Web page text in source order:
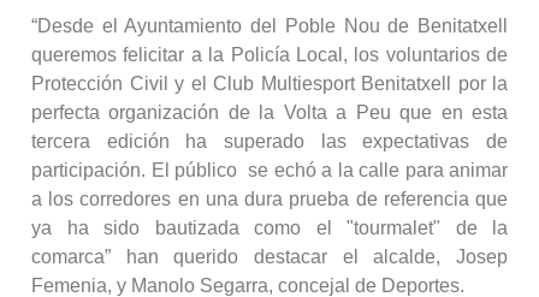
“Desde el Ayuntamiento del Poble Nou de Benitatxell
queremos felicitar a la Policía Local, los voluntarios de
Protección Civil y el Club Multiesport Benitatxell por la
perfecta organización de la Volta a Peu que en esta
tercera edición ha superado las expectativas de
participación. El público se echó a la calle para animar
a los corredores en una dura prueba de referencia que
ya ha sido bautizada como el "tourmalet" de la
comarca” han querido destacar el alcalde, Josep
Femenia, y Manolo Segarra, concejal de Deportes.